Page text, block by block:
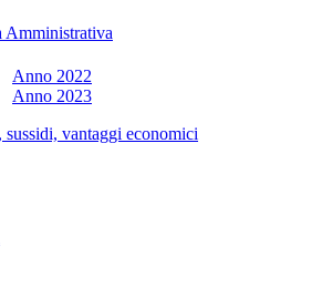
Amministrativa
Anno 2022
Anno 2023
vantaggi economici